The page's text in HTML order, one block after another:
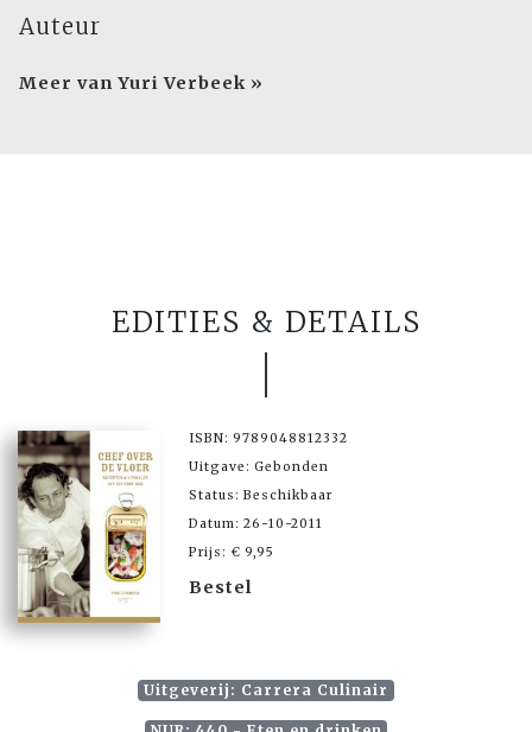
Auteur
Meer van Yuri Verbeek »
EDITIES & DETAILS
ISBN: 9789048812332
Uitgave: Gebonden
Status: Beschikbaar
Datum: 26-10-2011
Prijs: € 9,95
Bestel
Uitgeverij: Carrera Culinair